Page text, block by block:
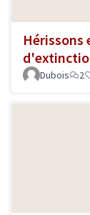
Hérissons
Dubois 2